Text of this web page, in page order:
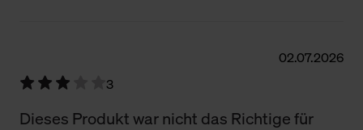
02.07.2026
3
Dieses Produkt war nicht das Richtige für